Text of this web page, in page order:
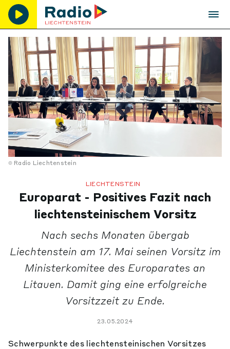
Radio Liechtenstein
LIECHTENSTEIN
Europarat - Positives Fazit nach
liechtensteinischem Vorsitz
Nach sechs Monaten übergab
Liechtenstein am 17. Mai seinen Vorsitz im
Ministerkomitee des Europarates an
Litauen. Damit ging eine erfolgreiche
Vorsitzzeit zu Ende.
23.05.2024
Schwerpunkte des liechtensteinischen Vorsitzes